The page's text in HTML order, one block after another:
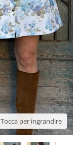
Tocca per ingrandire